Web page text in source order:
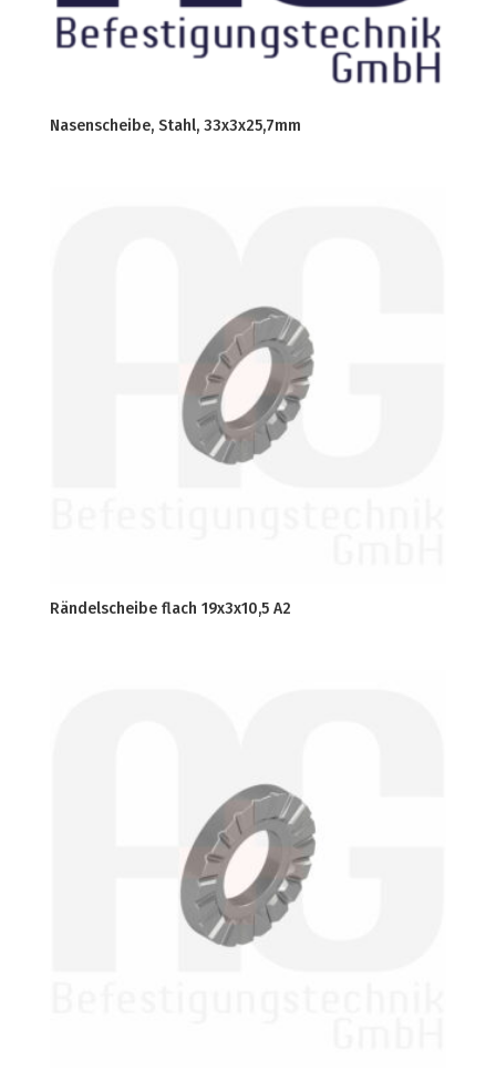
Nasenscheibe, Stahl, 33x3x25,7mm
Rändelscheibe flach 19x3x10,5 A2